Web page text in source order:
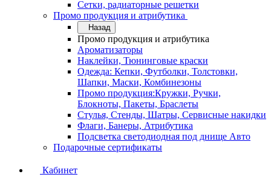
Сетки, радиаторные решетки
Промо продукция и атрибутика
Назад
Промо продукция и атрибутика
Ароматизаторы
Наклейки, Тюнинговые краски
Одежда: Кепки, Футболки, Толстовки,
Шапки, Маски, Комбинезоны
Промо продукция:Кружки, Ручки,
Блокноты, Пакеты, Браслеты
Стулья, Стенды, Шатры, Сервисные накидки
Флаги, Банеры, Атрибутика
Подсветка светодиодная под днище Авто
Подарочные сертификаты
Кабинет